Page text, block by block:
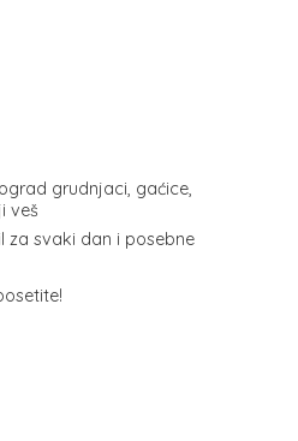
grudnjaci, gaćice,
veš
za svaki dan i posebne